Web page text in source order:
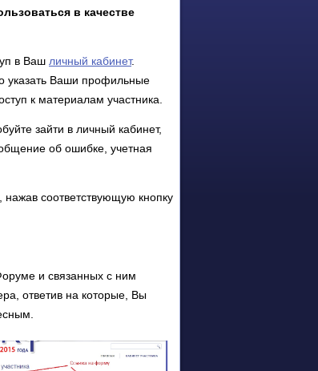
в качестве
в Ваш личный кабинет.
указать Ваши профильные
к материалам участника.
зайти в личный кабинет,
об ошибке, учетная
, нажав соответствующую кнопку
и связанных с ним
ответив на которые, Вы